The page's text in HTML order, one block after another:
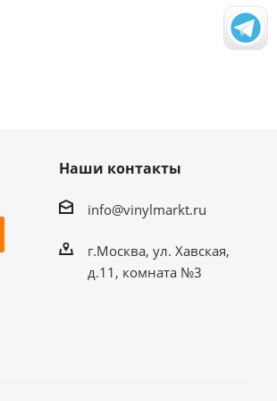
Наши контакты
info@vinylmarkt.ru
г.Москва, ул. Хавская,
д.11, комната №3